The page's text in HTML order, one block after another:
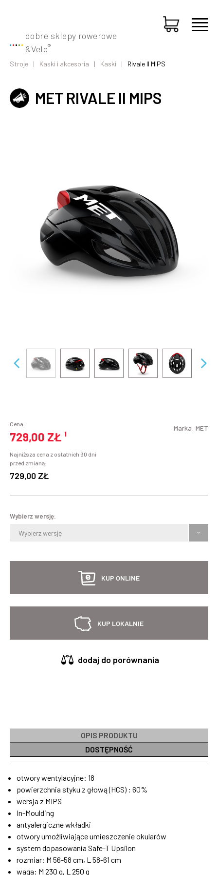
dobre sklepy rowerowe
&Velo®
Stroje Kaski i akcesoria Kaski Rivale II MIPS
MET RIVALE II MIPS
Cena:
729,00 ZŁ ¹
Najniższa cena z ostatnich 30 dni
przed zmianą:
729,00 ZŁ
Marka: MET
Wybierz wersję:
Wybierz wersję
KUP ONLINE
KUP LOKALNIE
dodaj do porównania
OPIS PRODUKTU
DOSTĘPNOŚĆ
otwory wentylacyjne: 18
powierzchnia styku z głową (HCS) : 60%
wersja z MIPS
In-Moulding
antyalergiczne wkładki
otwory umożliwiające umieszczenie okularów
system dopasowania Safe-T Upsilon
rozmiar: M 56-58 cm, L 58-61 cm
waga: M 230 g, L 250 g